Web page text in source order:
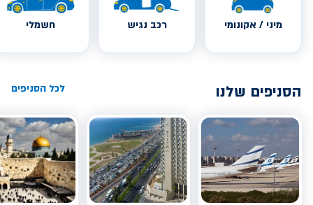
מיני / אקונומי רכב נגיש חשמלי
הסניפים שלנו לכל הסניפים